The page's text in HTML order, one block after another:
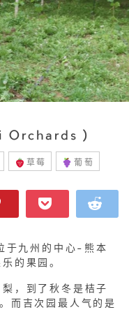
Orchards )
草莓 葡萄
于九州的中心-熊本
的果园。
，到了秋冬是桔子
而吉次园最人气的是